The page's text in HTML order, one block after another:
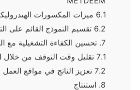
6.1 ميزات المكسورات الهيدروليكية نظرة عامة
6.2 تقسيم النموذج القائم على التطبيق
7. تحسين الكفاءة التشغيلية مع التطابق المناسب
7.1 تقليل وقت التوقف من خلال التوصيل الصحيح
7.2 تعزيز الناتج في مواقع العمل المطلوبة
8. استنتاج